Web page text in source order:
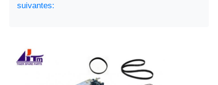
suivantes: